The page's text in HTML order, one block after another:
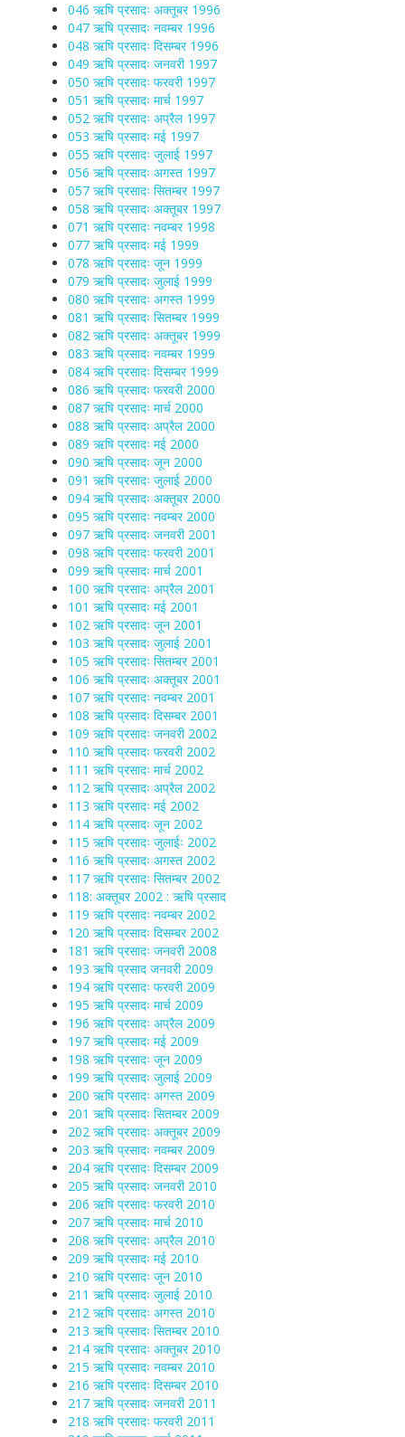
046 ऋषि प्रसादः अक्तूबर 1996
047 ऋषि प्रसादः नवम्बर 1996
048 ऋषि प्रसादः दिसम्बर 1996
049 ऋषि प्रसादः जनवरी 1997
050 ऋषि प्रसादः फरवरी 1997
051 ऋषि प्रसादः मार्च 1997
052 ऋषि प्रसादः अप्रैल 1997
053 ऋषि प्रसादः मई 1997
055 ऋषि प्रसादः जुलाई 1997
056 ऋषि प्रसादः अगस्त 1997
057 ऋषि प्रसादः सितम्बर 1997
058 ऋषि प्रसादः अक्तूबर 1997
071 ऋषि प्रसादः नवम्बर 1998
077 ऋषि प्रसादः मई 1999
078 ऋषि प्रसादः जून 1999
079 ऋषि प्रसादः जुलाई 1999
080 ऋषि प्रसादः अगस्त 1999
081 ऋषि प्रसादः सितम्बर 1999
082 ऋषि प्रसादः अक्तूबर 1999
083 ऋषि प्रसादः नवम्बर 1999
084 ऋषि प्रसादः दिसम्बर 1999
086 ऋषि प्रसादः फरवरी 2000
087 ऋषि प्रसादः मार्च 2000
088 ऋषि प्रसादः अप्रैल 2000
089 ऋषि प्रसादः मई 2000
090 ऋषि प्रसादः जून 2000
091 ऋषि प्रसादः जुलाई 2000
094 ऋषि प्रसादः अक्तूबर 2000
095 ऋषि प्रसादः नवम्बर 2000
097 ऋषि प्रसादः जनवरी 2001
098 ऋषि प्रसादः फरवरी 2001
099 ऋषि प्रसादः मार्च 2001
100 ऋषि प्रसादः अप्रैल 2001
101 ऋषि प्रसादः मई 2001
102 ऋषि प्रसादः जून 2001
103 ऋषि प्रसादः जुलाई 2001
105 ऋषि प्रसादः सितम्बर 2001
106 ऋषि प्रसादः अक्तूबर 2001
107 ऋषि प्रसादः नवम्बर 2001
108 ऋषि प्रसादः दिसम्बर 2001
109 ऋषि प्रसादः जनवरी 2002
110 ऋषि प्रसादः फरवरी 2002
111 ऋषि प्रसादः मार्च 2002
112 ऋषि प्रसादः अप्रैल 2002
113 ऋषि प्रसादः मई 2002
114 ऋषि प्रसादः जून 2002
115 ऋषि प्रसादः जुलाईः 2002
116 ऋषि प्रसादः अगस्त 2002
117 ऋषि प्रसादः सितम्बर 2002
118: अक्तूबर 2002 : ऋषि प्रसाद
119 ऋषि प्रसादः नवम्बर 2002
120 ऋषि प्रसादः दिसम्बर 2002
181 ऋषि प्रसादः जनवरी 2008
193 ऋषि प्रसाद जनवरी 2009
194 ऋषि प्रसादः फरवरी 2009
195 ऋषि प्रसादः मार्च 2009
196 ऋषि प्रसादः अप्रैल 2009
197 ऋषि प्रसादः मई 2009
198 ऋषि प्रसादः जून 2009
199 ऋषि प्रसादः जुलाई 2009
200 ऋषि प्रसादः अगस्त 2009
201 ऋषि प्रसादः सितम्बर 2009
202 ऋषि प्रसादः अक्तूबर 2009
203 ऋषि प्रसादः नवम्बर 2009
204 ऋषि प्रसादः दिसम्बर 2009
205 ऋषि प्रसादः जनवरी 2010
206 ऋषि प्रसादः फरवरी 2010
207 ऋषि प्रसादः मार्च 2010
208 ऋषि प्रसादः अप्रैल 2010
209 ऋषि प्रसादः मई 2010
210 ऋषि प्रसादः जून 2010
211 ऋषि प्रसादः जुलाई 2010
212 ऋषि प्रसादः अगस्त 2010
213 ऋषि प्रसादः सितम्बर 2010
214 ऋषि प्रसादः अक्तूबर 2010
215 ऋषि प्रसादः नवम्बर 2010
216 ऋषि प्रसादः दिसम्बर 2010
217 ऋषि प्रसादः जनवरी 2011
218 ऋषि प्रसादः फरवरी 2011